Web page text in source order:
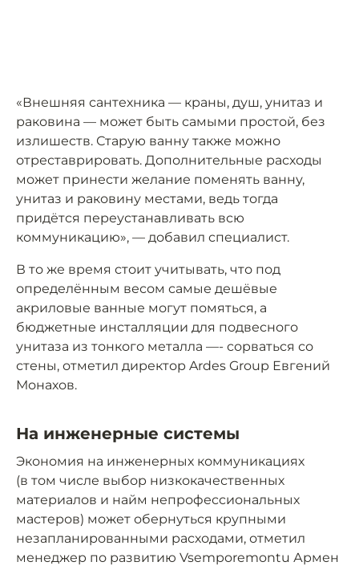
«Внешняя сантехника — краны, душ, унитаз и
раковина — может быть самыми простой, без
излишеств. Старую ванну также можно
отреставрировать. Дополнительные расходы
может принести желание поменять ванну,
унитаз и раковину местами, ведь тогда
придётся переустанавливать всю
коммуникацию», — добавил специалист.
В то же время стоит учитывать, что под
определённым весом самые дешёвые
акриловые ванные могут помяться, а
бюджетные инсталляции для подвесного
унитаза из тонкого металла —- сорваться со
стены, отметил директор Ardes Group Евгений
Монахов.
На инженерные системы
Экономия на инженерных коммуникациях
(в том числе выбор низкокачественных
материалов и найм непрофессиональных
мастеров) может обернуться крупными
незапланированными расходами, отметил
менеджер по развитию Vsemporemontu Армен